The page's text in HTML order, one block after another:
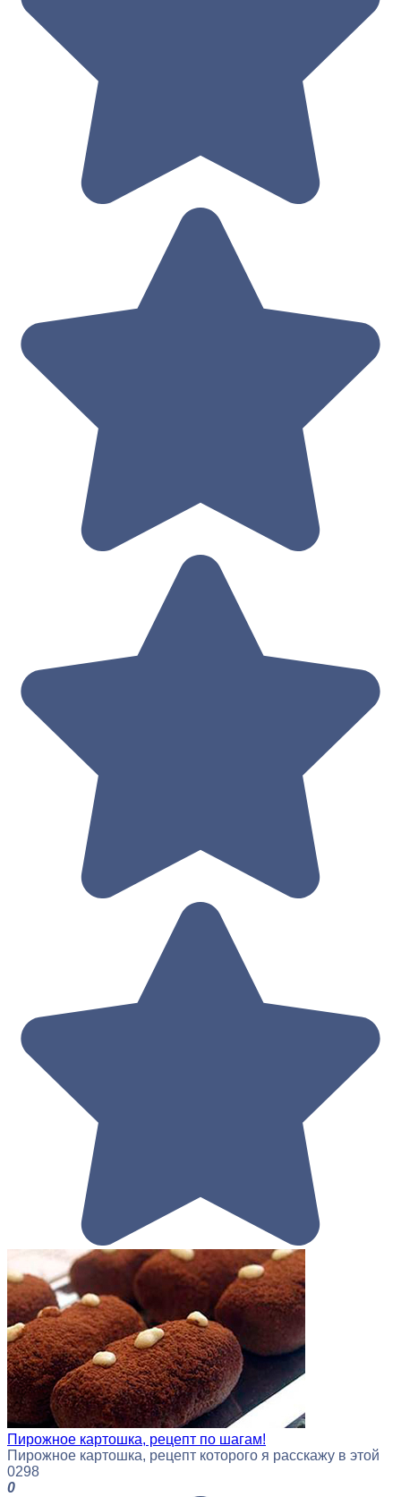
Пирожное картошка, рецепт по шагам!
Пирожное картошка, рецепт которого я расскажу в этой
0298
0